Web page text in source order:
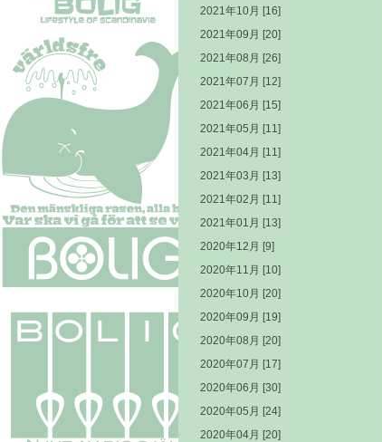
2021年10月 [16]
2021年09月 [20]
2021年08月 [26]
2021年07月 [12]
2021年06月 [15]
2021年05月 [11]
2021年04月 [11]
2021年03月 [13]
2021年02月 [11]
2021年01月 [13]
2020年12月 [9]
2020年11月 [10]
2020年10月 [20]
2020年09月 [19]
2020年08月 [20]
2020年07月 [17]
2020年06月 [30]
2020年05月 [24]
2020年04月 [20]